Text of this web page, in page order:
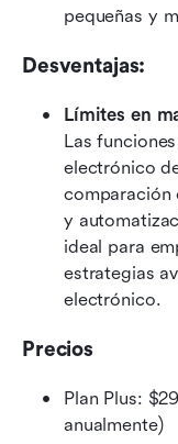
pequeñas y
Desventajas:
Límites en
Las
electrónico
comparación
y
ideal para
estrategias
electrónico.
Precios
Plan Plus:
anualmente)